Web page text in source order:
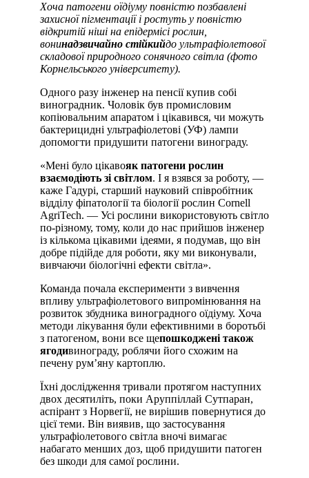
Хоча патогени оїдіуму повністю позбавлені
захисної пігментації і ростуть у повністю
відкритій ніші на епідермісі рослин,
вонинадзвичайно стійкийдо ультрафіолетової
складової природного сонячного світла (фото
Корнельського університету).
Одного разу інженер на пенсії купив собі
виноградник. Чоловік був промисловим
копіювальним апаратом і цікавився, чи можуть
бактерицидні ультрафіолетові (УФ) лампи
допомогти придушити патогени винограду.
«Мені було цікавояк патогени рослин
взаємодіють зі світлом. І я взявся за роботу, —
каже Гадурі, старший науковий співробітник
відділу фіпатології та біології рослин Cornell
AgriTech. — Усі рослини використовують світло
по-різному, тому, коли до нас прийшов інженер
із кількома цікавими ідеями, я подумав, що він
добре підійде для роботи, яку ми виконували,
вивчаючи біологічні ефекти світла».
Команда почала експерименти з вивчення
впливу ультрафіолетового випромінювання на
розвиток збудника виноградного оїдіуму. Хоча
методи лікування були ефективними в боротьбі
з патогеном, вони все щепошкоджені також
ягодивинограду, роблячи його схожим на
печену рум’яну картоплю.
Їхні дослідження тривали протягом наступних
двох десятиліть, поки Аруппіллай Сутпаран,
аспірант з Норвегії, не вирішив повернутися до
цієї теми. Він виявив, що застосування
ультрафіолетового світла вночі вимагає
набагато менших доз, щоб придушити патоген
без шкоди для самої рослини.